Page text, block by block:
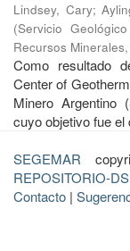
Lindsey, Cary;
(Servicio
Recursos Minerales,
Como resultado
Center of
Minero Argentino
cuyo objetivo fue
SEGEMAR
REPOSITORIO-
Contacto |